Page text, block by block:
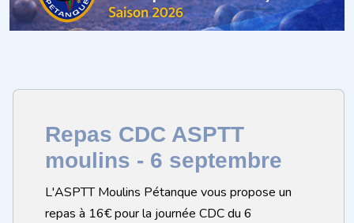
Repas CDC ASPTT
moulins - 6 septembre
L'ASPTT Moulins Pétanque vous propose un
repas à 16€ pour la journée CDC du 6